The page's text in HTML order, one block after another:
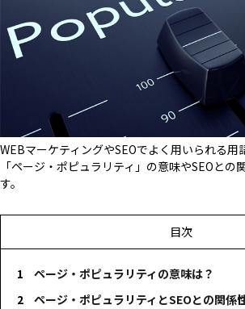
WEBマーケティングやSEOでよく用いられる用
「ページ・ポピュラリティ」の意味やSEOとの
す。
目次
ページ・ポピュラリティの意味は？
ページ・ポピュラリティとSEOとの関係